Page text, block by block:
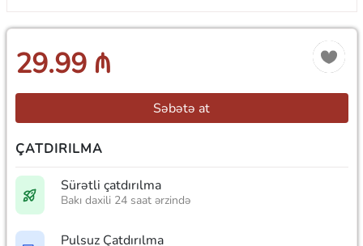
29.99 ₼
Səbətə at
ÇATDIRILMA
Sürətli çatdırılma
Bakı daxili 24 saat ərzində
Pulsuz Çatdırılma